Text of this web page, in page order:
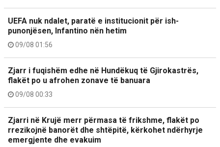
UEFA nuk ndalet, paratë e institucionit për ish-
punonjësen, Infantino nën hetim
09/08 01:56
Zjarr i fuqishëm edhe në Hundëkuq të Gjirokastrës,
flakët po u afrohen zonave të banuara
09/08 00:33
Zjarri në Krujë merr përmasa të frikshme, flakët po
rrezikojnë banorët dhe shtëpitë, kërkohet ndërhyrje
emergjente dhe evakuim